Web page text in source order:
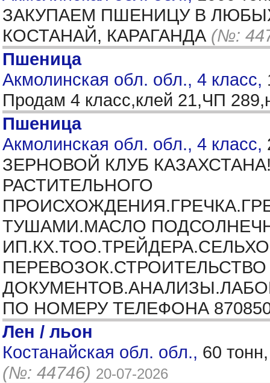
ЗАКУПАЕМ ПШЕНИЦУ В
КОСТАНАЙ, КАРАГАНДА (№:
Пшеница
Акмолинская обл. обл., 4 класс,
Продам 4 класс,клей 21,ЧП
Пшеница
Акмолинская обл. обл., 4 класс,
ЗЕРНОВОЙ КЛУБ
РАСТИТЕЛЬНОГО
ТУШАМИ.МАСЛО
ПО НОМЕРУ ТЕЛЕФОНА
Лен / льон
Костанайская обл. обл., 60
(№: 44746) 20-07-2026